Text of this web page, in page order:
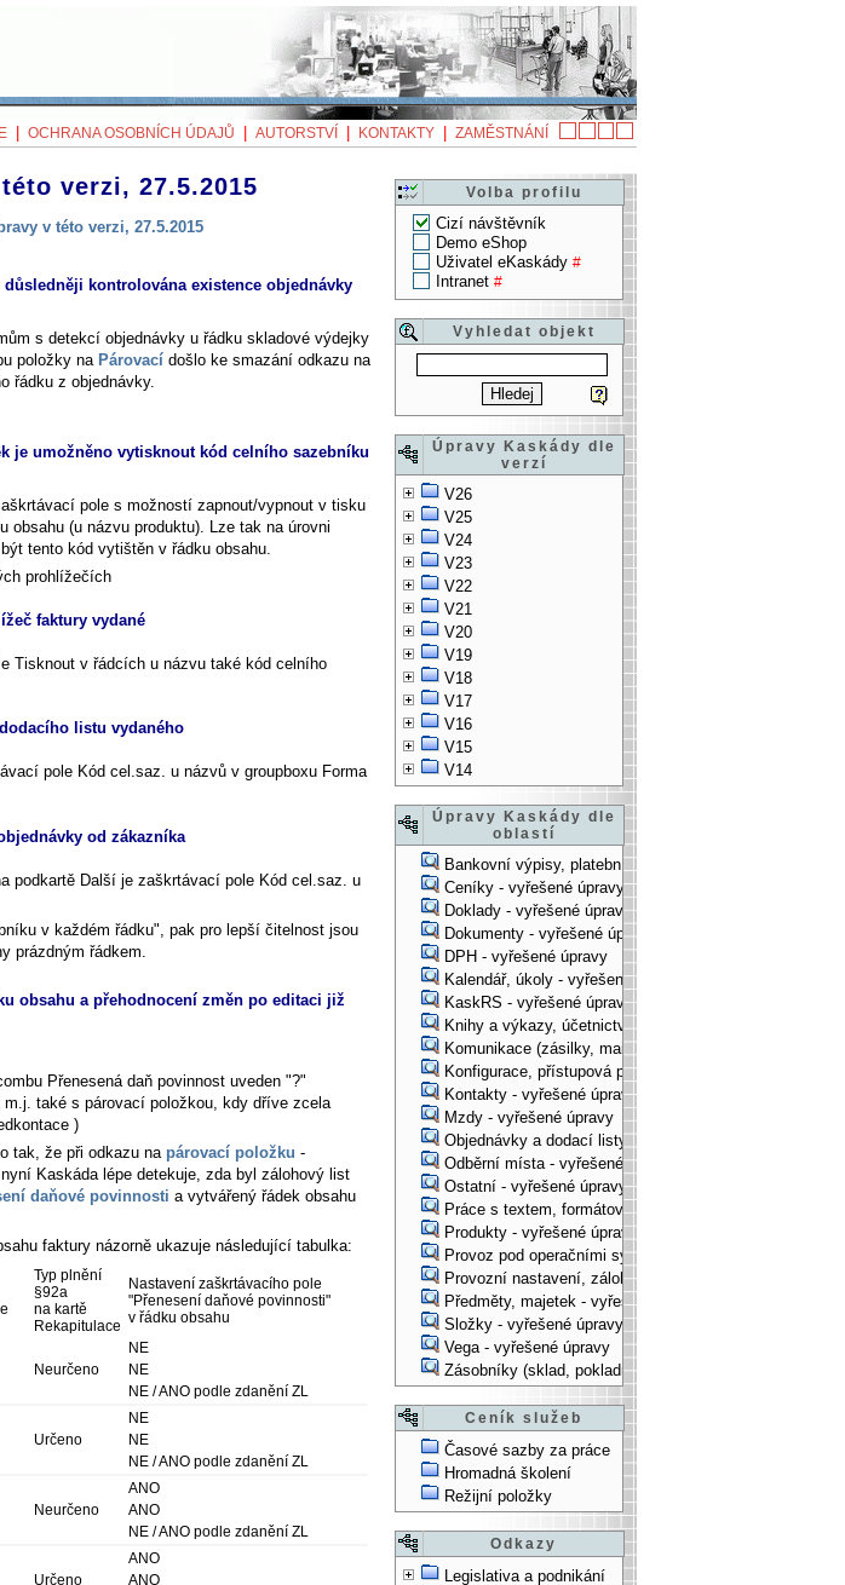
OCHRANA OSOBNÍCH ÚDAJŮ AUTORSTVÍ KONTAKTY ZAMĚSTNÁNÍ
Volba profilu
Cizí návštěvník
Demo eShop
Uživatel eKaskády #
Intranet #
Vyhledat objekt
Úpravy Kaskády dle
verzí
V26
V25
V24
V23
V22
V21
V20
V19
V18
V17
V16
V15
V14
Úpravy Kaskády dle
oblastí
Bankovní výpisy, platební příkazy - vyřešené úpravy
Ceníky - vyřešené úpravy
Doklady - vyřešené úpravy
Dokumenty - vyřešené úpravy
DPH - vyřešené úpravy
Kalendář, úkoly - vyřešené úpravy
KaskRS - vyřešené úpravy
Knihy a výkazy, účetnictví - vyřešené úpravy
Komunikace (zásilky, mail-systém, ...) - vyřešené úpravy
Konfigurace, přístupová práva, ... - vyřešené úpravy
Kontakty - vyřešené úpravy
Mzdy - vyřešené úpravy
Objednávky a dodací listy - vyřešené úpravy
Odběrní místa - vyřešené úpravy
Ostatní - vyřešené úpravy
Práce s textem, formátování, ... - vyřešené úpravy
Produkty - vyřešené úpravy
Provoz pod operačními systémy, technologické věci -
Provozní nastavení, zálohování, instalace, ... -
Předměty, majetek - vyřešené úpravy
Složky - vyřešené úpravy
Vega - vyřešené úpravy
Zásobníky (sklad, pokladna, bank. účet) - vyřešené
Ceník služeb
Časové sazby za práce
Hromadná školení
Režijní položky
Odkazy
Legislativa a podnikání
verzi, 27.5.2015
v této verzi, 27.5.2015
kontrolována existence objednávky
s detekcí objednávky u řádku skladové výdejky
položky na Párovací došlo ke smazání odkazu na
řádku z objednávky.
je umožněno vytisknout kód celního sazebníku
pole s možností zapnout/vypnout v tisku
obsahu (u názvu produktu). Lze tak na úrovni
tento kód vytištěn v řádku obsahu.
prohlížečích
faktury vydané
Tisknout v řádcích u názvu také kód celního
listu vydaného
pole Kód cel.saz. u názvů v groupboxu Forma
od zákazníka
podkartě Další je zaškrtávací pole Kód cel.saz. u
v každém řádku", pak pro lepší čitelnost jsou
prázdným řádkem.
obsahu a přehodnocení změn po editaci již
Přenesená daň povinnost uveden "?"
také s párovací položkou, kdy dříve zcela
)
tak, že při odkazu na párovací položku -
Kaskáda lépe detekuje, zda byl zálohový list
daňové povinnosti a vytvářený řádek obsahu
faktury názorně ukazuje následující tabulka:
Typ plnění
§92a
na kartě
Rekapitulace
Nastavení zaškrtávacího pole
"Přenesení daňové povinnosti"
v řádku obsahu
Neurčeno
NE
NE
NE / ANO podle zdanění ZL
Určeno
NE
NE
NE / ANO podle zdanění ZL
Neurčeno
ANO
ANO
NE / ANO podle zdanění ZL
Určeno
ANO
ANO